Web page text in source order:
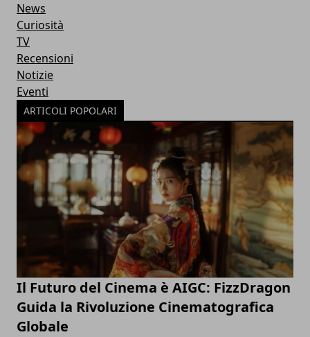
News
Curiosità
TV
Recensioni
Notizie
Eventi
ARTICOLI POPOLARI
Il Futuro del Cinema è AIGC: FizzDragon
Guida la Rivoluzione Cinematografica
Globale